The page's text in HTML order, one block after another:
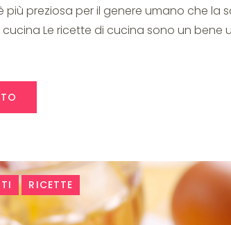
preziosa per il genere umano che la
cucina Le ricette di cucina sono un
RICETTE